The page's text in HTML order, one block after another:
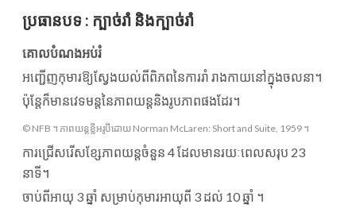
ប្រធានបទ : ក្បាច់រាំ និងក្បាច់រាំ
គោលបំណងអប់រំ
អញ្ជើញកុមារឱ្យស្វែងយល់ពីពិភពនៃការរាំ រាងកាយនៅក្នុងចលនា។
ប៉ុន្តែក៏មានវេទមន្តនៃភាពយន្តនិងរូបភាពផងដែរ។
© NFB ។ ភាពយន្តខ្លីអរូបីដោយ Norman McLaren: Short and Suite, 1959 ។
ការជ្រើសរើសខ្សែភាពយន្តចំនួន 4 ដែលមានរយៈពេលសរុប 23
នាទី។
ចាប់ពីអាយុ 3 ឆ្នាំ សម្រាប់កុមារអាយុពី 3 ដល់ 10 ឆ្នាំ ។